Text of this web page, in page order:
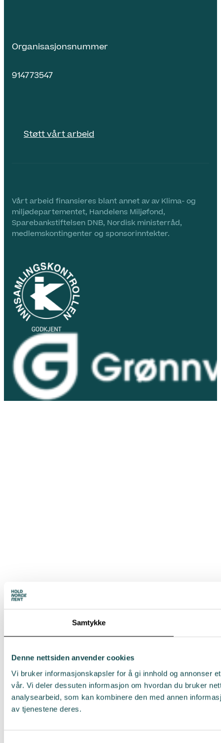
Samtykke
Denne nettsiden anvender cookies
Vi bruker informasjonskapsler for å gi innhold og annonser
vår. Vi deler dessuten informasjon om hvordan du bruker
analysearbeid, som kan kombinere den med annen
av tjenestene deres.
Organisasjonsnummer
914773547
Støtt vårt arbeid
Vårt arbeid finansieres blant annet av av Klima- og
miljødepartementet, Handelens Miljøfond,
Sparebankstiftelsen DNB, Nordisk ministerråd,
medlemskontingenter og sponsorinntekter.